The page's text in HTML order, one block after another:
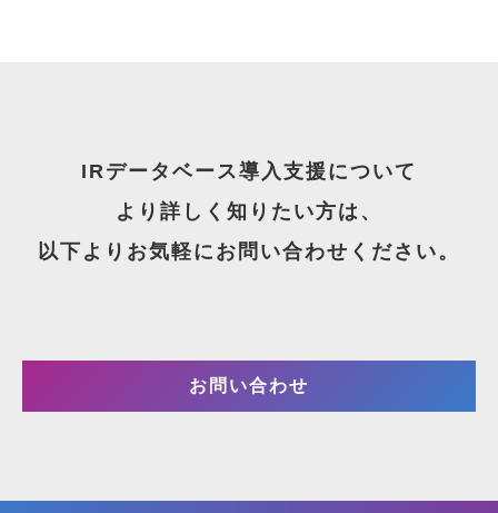
IRデータベース導入支援について
より詳しく知りたい方は、
以下よりお気軽にお問い合わせください。
お問い合わせ